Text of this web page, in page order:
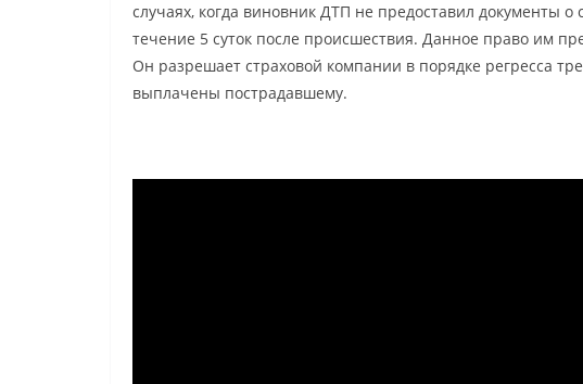
случаях, когда виновник ДТП не предоставил документы
течение 5 суток после происшествия. Данное право им
Он разрешает страховой компании в порядке регресса
выплачены пострадавшему.